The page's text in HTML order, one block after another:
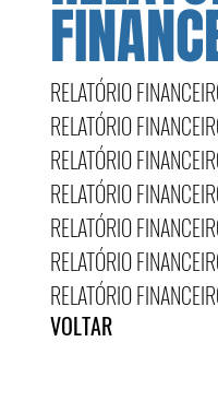
RELATÓRIO
RELATÓRIO
RELATÓRIO
RELATÓRIO
RELATÓRIO
RELATÓRIO
VOLTAR
RELATÓRIO